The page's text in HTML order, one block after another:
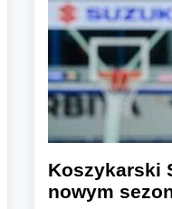
Koszykarski
nowym